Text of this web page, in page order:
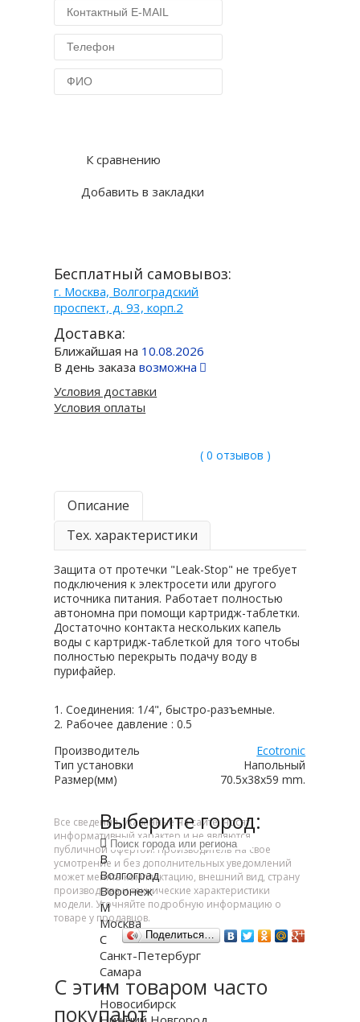
К сравнению
Добавить в закладки
Бесплатный самовывоз:
г. Москва, Волгоградский
проспект, д. 93, корп.2
Доставка:
Ближайшая на 10.08.2026
В день заказавозможна
Условия доставки
Условия оплаты
( 0 отзывов )
Описание
Тех. характеристики
Защита от протечки "Leak-Stop" не требует
подключения к электросети или другого
источника питания. Работает полностью
автономна при помощи картридж-таблетки.
Достаточно контакта нескольких капель
воды с картридж-таблеткой для того чтобы
полностью перекрыть подачу воду в
пурифайер.
1. Соединения: 1/4", быстро-разъемные.
2. Рабочее давление : 0.5
Производитель
Ecotronic
Тип установки
Напольный
Размер(мм)
70.5x38x59 mm.
Все сведения, указанные на сайте, носят
информативный характер и не являются
публичной офертой. Производитель на свое
усмотрение и без дополнительных уведомлений
может менять комплектацию, внешний вид, страну
производства и технические характеристики
модели. Уточняйте подробную информацию о
товаре у продавцов.
Поделиться…
С этим товаром часто
покупают
Выберите город:
В
Волгоград
Воронеж
М
Москва
С
Санкт-Петербург
Самара
Н
Новосибирск